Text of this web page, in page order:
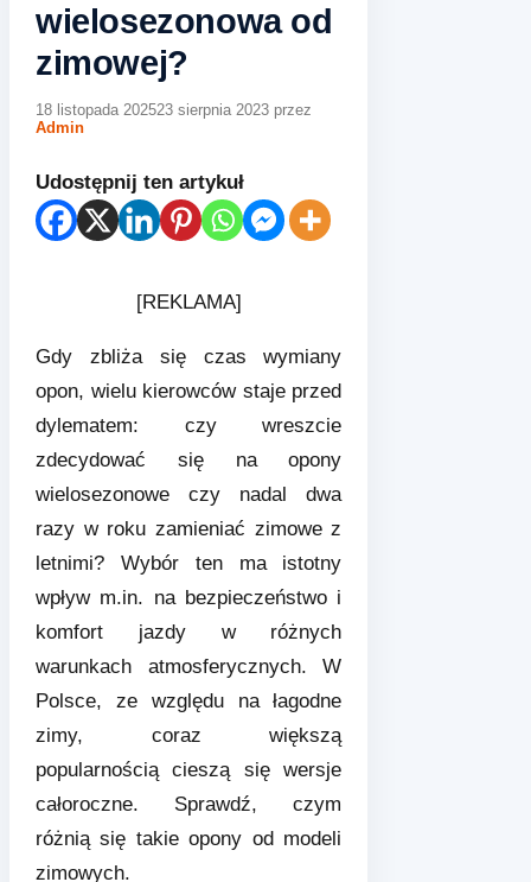
wielosezonowa od
zimowej?
18 listopada 202523 sierpnia 2023 przez
Admin
Udostępnij ten artykuł
[REKLAMA]
Gdy zbliża się czas wymiany
opon, wielu kierowców staje przed
dylematem: czy wreszcie
zdecydować się na opony
wielosezonowe czy nadal dwa
razy w roku zamieniać zimowe z
letnimi? Wybór ten ma istotny
wpływ m.in. na bezpieczeństwo i
komfort jazdy w różnych
warunkach atmosferycznych. W
Polsce, ze względu na łagodne
zimy, coraz większą
popularnością cieszą się wersje
całoroczne. Sprawdź, czym
różnią się takie opony od modeli
zimowych.